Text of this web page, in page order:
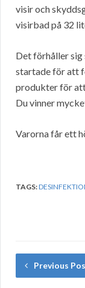
visir och
visirbad på 32
Det förhåller
startade för att
produkter för
Du vinner
Varorna får ett
TAGS:
Previous